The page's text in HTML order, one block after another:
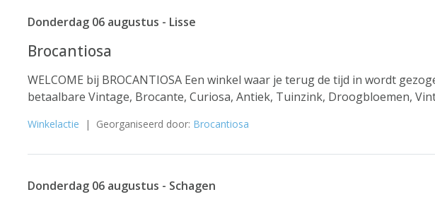
Donderdag 06 augustus - Lisse
Brocantiosa
WELCOME bij BROCANTIOSA Een winkel waar je terug de tijd in wordt
betaalbare Vintage, Brocante, Curiosa, Antiek, Tuinzink, Droogbloemen,
Winkelactie | Georganiseerd door: Brocantiosa
Donderdag 06 augustus - Schagen